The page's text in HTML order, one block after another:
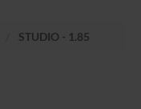
STUDIO - 1.85